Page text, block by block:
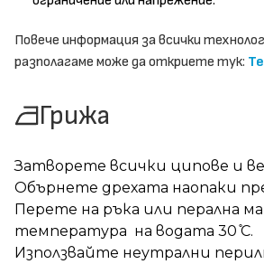
Повече информация за всички
разполагаме може да откриете тук:
Грижа
Затворете всички ципове и
Обърнете дрехата наопаки
Перете на ръка или перална
температура на водата 30 ̊С.
Използвайте неутрални